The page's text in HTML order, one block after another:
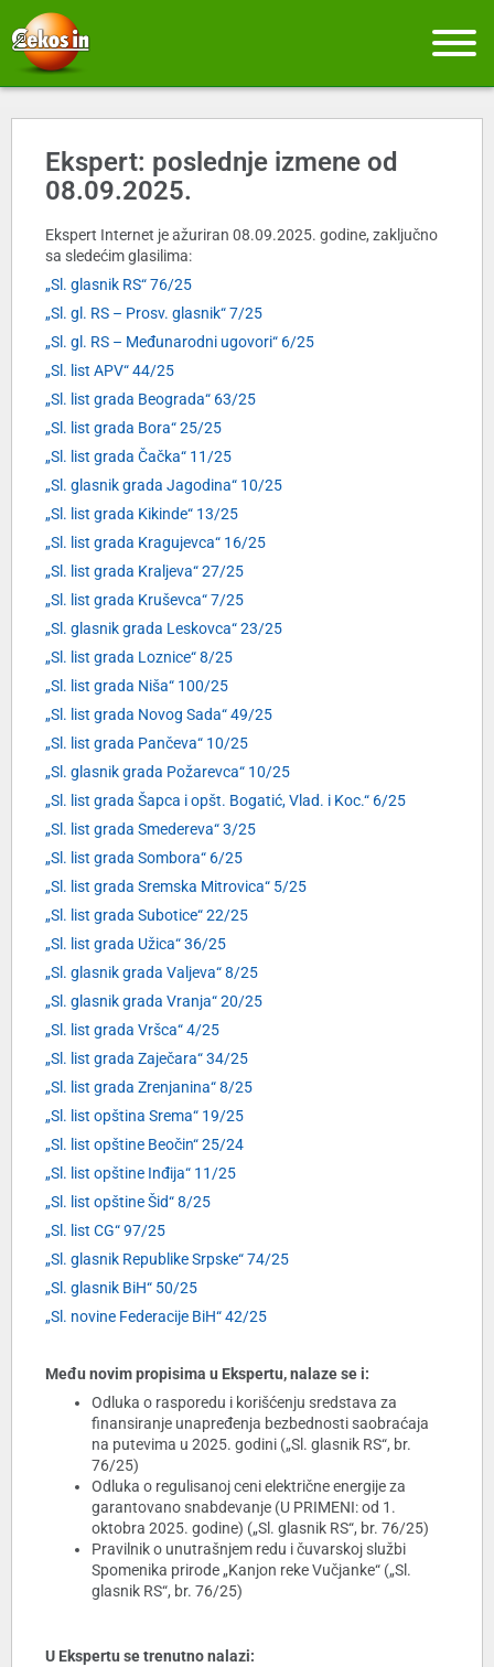
Ekspert: poslednje izmene od
08.09.2025.
Ekspert Internet je ažuriran 08.09.2025. godine, zaključno
sa sledećim glasilima:
„Sl. glasnik RS“ 76/25
„Sl. gl. RS – Prosv. glasnik“ 7/25
„Sl. gl. RS – Međunarodni ugovori“ 6/25
„Sl. list APV“ 44/25
„Sl. list grada Beograda“ 63/25
„Sl. list grada Bora“ 25/25
„Sl. list grada Čačka“ 11/25
„Sl. glasnik grada Jagodina“ 10/25
„Sl. list grada Kikinde“ 13/25
„Sl. list grada Kragujevca“ 16/25
„Sl. list grada Kraljeva“ 27/25
„Sl. list grada Kruševca“ 7/25
„Sl. glasnik grada Leskovca“ 23/25
„Sl. list grada Loznice“ 8/25
„Sl. list grada Niša“ 100/25
„Sl. list grada Novog Sada“ 49/25
„Sl. list grada Pančeva“ 10/25
„Sl. glasnik grada Požarevca“ 10/25
„Sl. list grada Šapca i opšt. Bogatić, Vlad. i Koc.“ 6/25
„Sl. list grada Smedereva“ 3/25
„Sl. list grada Sombora“ 6/25
„Sl. list grada Sremska Mitrovica“ 5/25
„Sl. list grada Subotice“ 22/25
„Sl. list grada Užica“ 36/25
„Sl. glasnik grada Valjeva“ 8/25
„Sl. glasnik grada Vranja“ 20/25
„Sl. list grada Vršca“ 4/25
„Sl. list grada Zaječara“ 34/25
„Sl. list grada Zrenjanina“ 8/25
„Sl. list opština Srema“ 19/25
„Sl. list opštine Beočin“ 25/24
„Sl. list opštine Inđija“ 11/25
„Sl. list opštine Šid“ 8/25
„Sl. list CG“ 97/25
„Sl. glasnik Republike Srpske“ 74/25
„Sl. glasnik BiH“ 50/25
„Sl. novine Federacije BiH“ 42/25
Među novim propisima u Ekspertu, nalaze se i:
Odluka o rasporedu i korišćenju sredstava za
finansiranje unapređenja bezbednosti saobraćaja
na putevima u 2025. godini („Sl. glasnik RS“, br.
76/25)
Odluka o regulisanoj ceni električne energije za
garantovano snabdevanje (U PRIMENI: od 1.
oktobra 2025. godine) („Sl. glasnik RS“, br. 76/25)
Pravilnik o unutrašnjem redu i čuvarskoj službi
Spomenika prirode „Kanjon reke Vučjanke“ („Sl.
glasnik RS“, br. 76/25)
U Ekspertu se trenutno nalazi: